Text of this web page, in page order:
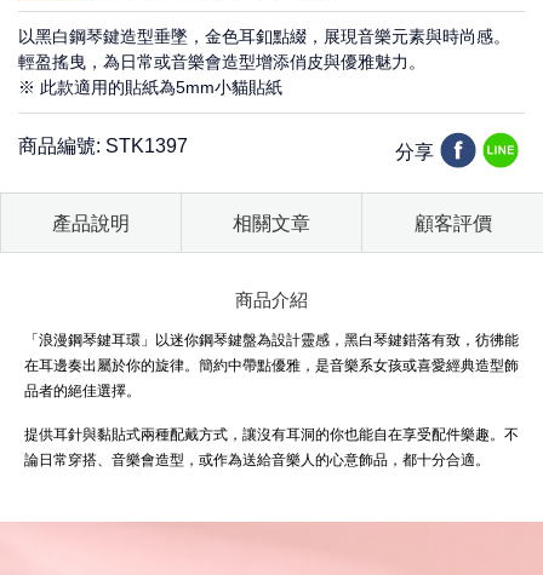
以黑白鋼琴鍵造型垂墜，金色耳釦點綴，展現音樂元素與時尚感。
輕盈搖曳，為日常或音樂會造型增添俏皮與優雅魅力。
※ 此款適用的貼紙為5mm小貓貼紙
商品編號: STK1397 分享
產品說明 相關文章 顧客評價
商品介紹
「浪漫鋼琴鍵耳環」以迷你鋼琴鍵盤為設計靈感，黑白琴鍵錯落有致，彷彿能
在耳邊奏出屬於你的旋律。簡約中帶點優雅，是音樂系女孩或喜愛經典造型飾
品者的絕佳選擇。
提供耳針與黏貼式兩種配戴方式，讓沒有耳洞的你也能自在享受配件樂趣。不
論日常穿搭、音樂會造型，或作為送給音樂人的心意飾品，都十分合適。